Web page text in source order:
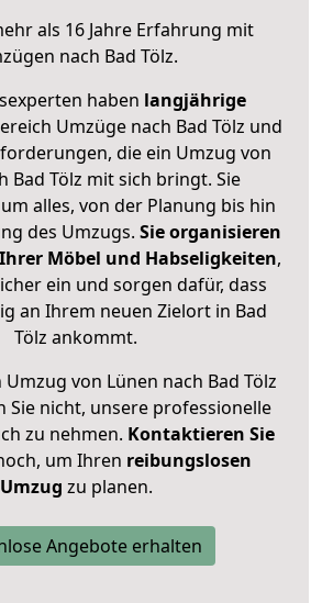
als 16 Jahre Erfahrung mit
nach Bad Tölz.
haben langjährige
Umzüge nach Bad Tölz und
die ein Umzug von
Bad Tölz mit sich bringt. Sie
alles, von der Planung bis hin
des Umzugs. Sie organisieren
Möbel und Habseligkeiten,
ein und sorgen dafür, dass
an Ihrem neuen Zielort in Bad
Tölz ankommt.
Umzug von Lünen nach Bad Tölz
Sie nicht, unsere professionelle
zu nehmen. Kontaktieren Sie
um Ihren reibungslosen
Umzug zu planen.
Angebote erhalten